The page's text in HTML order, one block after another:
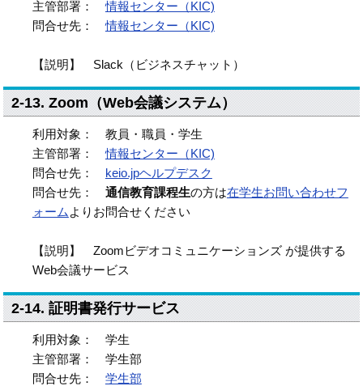
主管部署：情報センター（KIC)
問合せ先：情報センター（KIC)
【説明】 Slack（ビジネスチャット）
2-13. Zoom（Web会議システム）
利用対象： 教員・職員・学生
主管部署：情報センター（KIC)
問合せ先： keio.jpヘルプデスク
問合せ先： 通信教育課程生の方は在学生お問い合わせフ
ォーム よりお問合せください
【説明】 Zoomビデオコミュニケーションズ が提供する
Web会議サービス
2-14. 証明書発行サービス
利用対象： 学生
主管部署： 学生部
問合せ先： 学生部